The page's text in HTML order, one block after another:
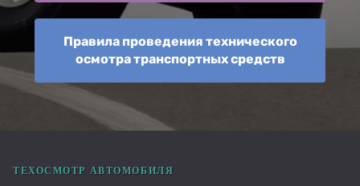
Правила проведения технического
осмотра транспортных средств